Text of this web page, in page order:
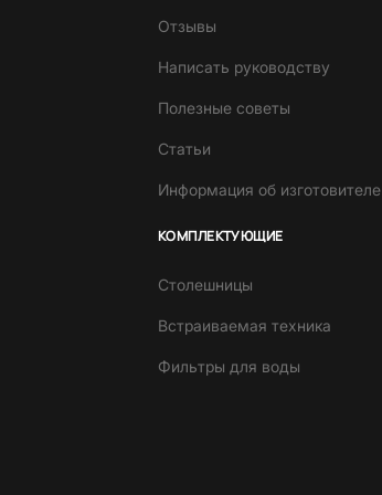
Отзывы
Написать руководству
Полезные советы
Статьи
Информация об изготовителе
КОМПЛЕКТУЮЩИЕ
Столешницы
Встраиваемая техника
Фильтры для воды